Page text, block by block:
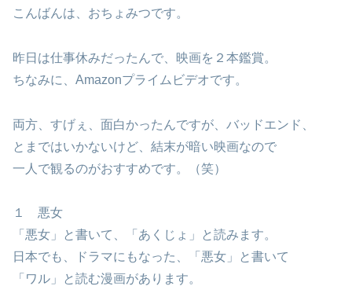
こんばんは、おちょみつです。
昨日は仕事休みだったんで、映画を２本鑑賞。
ちなみに、Amazonプライムビデオです。
両方、すげぇ、面白かったんですが、バッドエンド、
とまではいかないけど、結末が暗い映画なので
一人で観るのがおすすめです。（笑）
１ 悪女
「悪女」と書いて、「あくじょ」と読みます。
日本でも、ドラマにもなった、「悪女」と書いて
「ワル」と読む漫画があります。